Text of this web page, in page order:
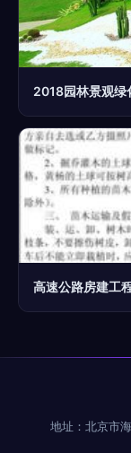
高速公路房建工
地址：北京市